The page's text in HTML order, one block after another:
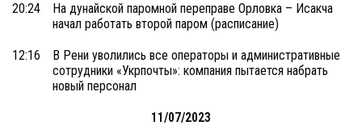
20:24
На дунайской паромной переправе Орловка – Исакча
начал работать второй паром (расписание)
12:16
В Рени уволились все операторы и административные
сотрудники «Укрпочты»: компания пытается набрать
новый персонал
11/07/2023